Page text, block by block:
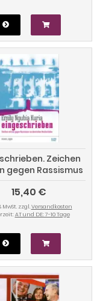
Zeichen
gegen Rassismus
deutschen
Hochschulen
15,40 €
MwSt. zzgl.Versandkosten
AT und DE: 7-10 Tage